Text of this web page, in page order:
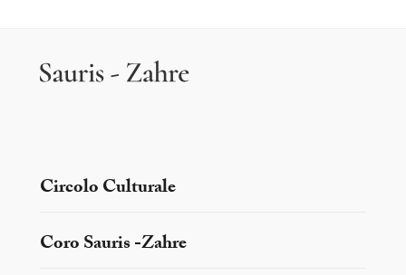
Circolo Culturale
Coro Sauris -Zahre